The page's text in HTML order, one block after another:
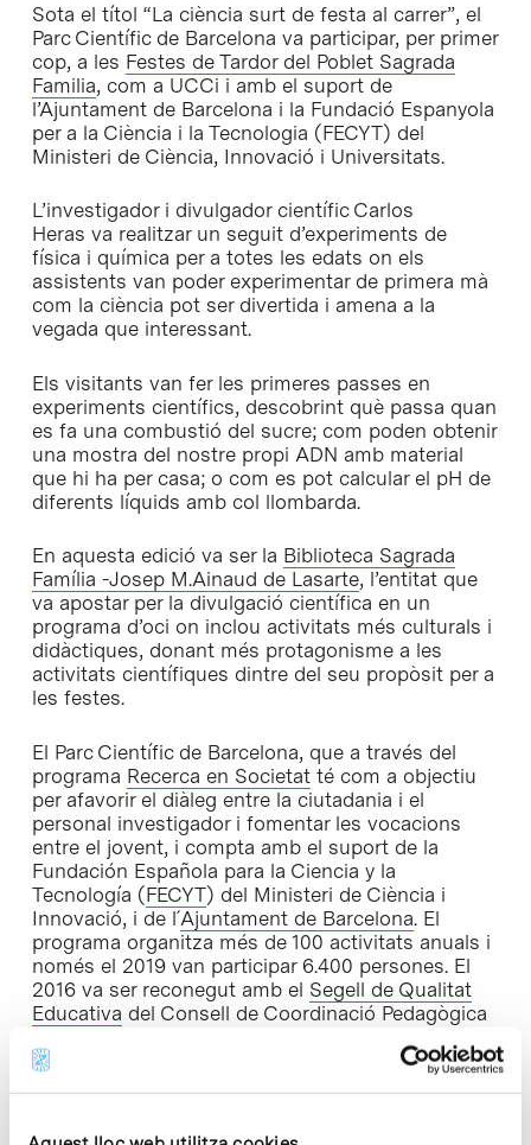
Sota el títol “La ciència surt de festa al carrer”, el
Parc Científic de Barcelona va participar, per primer
cop, a les Festes de Tardor del Poblet Sagrada
Familia, com a UCCi i amb el suport de
l’Ajuntament de Barcelona i la Fundació Espanyola
per a la Ciència i la Tecnologia (FECYT) del
Ministeri de Ciència, Innovació i Universitats.
L’investigador i divulgador científic Carlos
Heras va realitzar un seguit d’experiments de
física i química per a totes les edats on els
assistents van poder experimentar de primera mà
com la ciència pot ser divertida i amena a la
vegada que interessant.
Els visitants van fer les primeres passes en
experiments científics, descobrint què passa quan
es fa una combustió del sucre; com poden obtenir
una mostra del nostre propi ADN amb material
que hi ha per casa; o com es pot calcular el pH de
diferents líquids amb col llombarda.
En aquesta edició va ser la Biblioteca Sagrada
Família -Josep M.Ainaud de Lasarte, l’entitat que
va apostar per la divulgació científica en un
programa d’oci on inclou activitats més culturals i
didàctiques, donant més protagonisme a les
activitats científiques dintre del seu propòsit per a
les festes.
El Parc Científic de Barcelona, que a través del
programa Recerca en Societatté com a objectiu
per afavorir el diàleg entre la ciutadania i el
personal investigador i fomentar les vocacions
entre el jovent, i compta amb el suport de la
Fundación Española para la Ciencia y la
Tecnología (FECYT) del Ministeri de Ciència i
Innovació, i de l´Ajuntament de Barcelona. El
programa organitza més de 100 activitats anuals i
només el 2019 van participar 6.400 persones. El
2016 va ser reconegut amb el Segell de Qualitat
Educativa del Consell de Coordinació Pedagògica
Barcelona Innovació Educativa
de l’Ajuntament de
promoure les oportunitats formatives i la inclusió